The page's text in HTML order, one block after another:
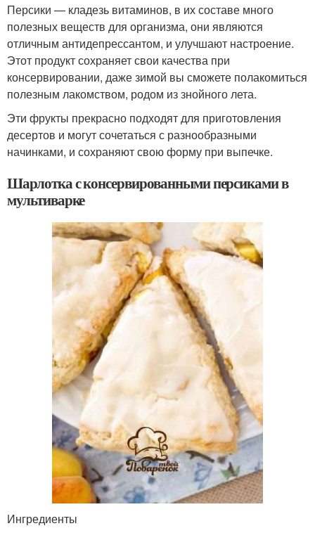
Персики — кладезь витаминов, в их составе много
полезных веществ для организма, они являются
отличным антидепрессантом, и улучшают настроение.
Этот продукт сохраняет свои качества при
консервировании, даже зимой вы сможете полакомиться
полезным лакомством, родом из знойного лета.
Эти фрукты прекрасно подходят для приготовления
десертов и могут сочетаться с разнообразными
начинками, и сохраняют свою форму при выпечке.
Шарлотка с консервированными персиками в
мультиварке
Ингредиенты